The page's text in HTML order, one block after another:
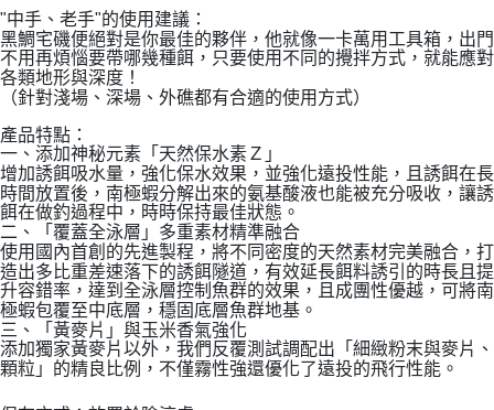
"中手、老手"的使用建議：
黑鯛宅磯便絕對是你最佳的夥伴，他就像一卡萬用工具箱，出門
不用再煩惱要帶哪幾種餌，只要使用不同的攪拌方式，就能應對
各類地形與深度！
（針對淺場、深場、外礁都有合適的使用方式）
產品特點：
一、添加神秘元素「天然保水素Ｚ」
增加誘餌吸水量，強化保水效果，並強化遠投性能，且誘餌在長
時間放置後，南極蝦分解出來的氨基酸液也能被充分吸收，讓誘
餌在做釣過程中，時時保持最佳狀態。
二、「覆蓋全泳層」多重素材精準融合
使用國內首創的先進製程，將不同密度的天然素材完美融合，打
造出多比重差速落下的誘餌隧道，有效延長餌料誘引的時長且提
升容錯率，達到全泳層控制魚群的效果，且成團性優越，可將南
極蝦包覆至中底層，穩固底層魚群地基。
三、「黃麥片」與玉米香氣強化
添加獨家黃麥片以外，我們反覆測試調配出「細緻粉末與麥片、
顆粒」的精良比例，不僅霧性強還優化了遠投的飛行性能。